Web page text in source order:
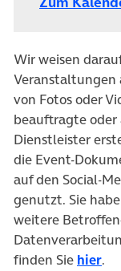
Wir weisen
Veranstaltungen
von Fotos oder
beauftragte
Dienstleister
die Event-
auf den Social-
genutzt. Sie
weitere
finden Sie hier.